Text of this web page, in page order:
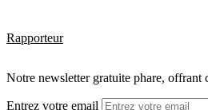
Rapporteur
Notre newsletter gratuite phare, offrant
Entrez votre email